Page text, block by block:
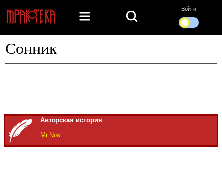
Войти
Сонник
Авторская история
Mr.Nos